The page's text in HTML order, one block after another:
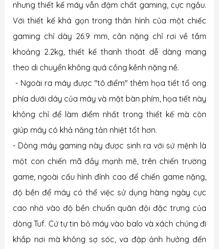
nhưng thiết kế máy vẫn đậm chất gaming, cực ngầu.
Với thiết kế khá gọn trong thân hình của một chiếc
gaming chỉ dày 26.9 mm, cân nặng chỉ rơi về tầm
khoảng 2.2kg, thiết kế thanh thoát dễ dàng mang
theo di chuyển không quá cồng kềnh nặng nề.
- Ngoài ra máy được "tô điểm" thêm họa tiết tổ ong
phía dưới dáy của máy và mặt bàn phím, họa tiết này
không chỉ để làm điểm nhất trong thiết kế mà còn
giúp máy có khả năng tản nhiệt tốt hơn.
- Dòng máy gaming này được sinh ra với sứ mệnh là
một con chiến mã đầy mạnh mẽ, trên chiến trường
game, ngoài cấu hình đỉnh cao để chiến game nặng,
độ bền để máy có thể việc sử dụng hàng ngày cực
cao nhờ vào độ bền chuẩn quân đội đặc trưng của
dòng Tuf. Cứ tự tin bỏ máy vào balo và xách chúng đi
khắp nơi mà không sợ sóc, va đập ảnh hưởng đến